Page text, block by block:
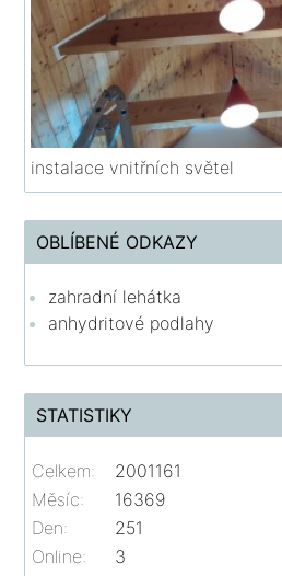
instalace vnitřních světel
OBLÍBENÉ ODKAZY
zahradní lehátka
anhydritové podlahy
STATISTIKY
Online: 3
Celkem:
2001161
Měsíc:
16369
Den:
251